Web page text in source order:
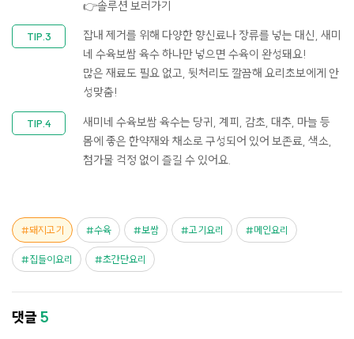
👉솔루션 보러가기
잡내 제거를 위해 다양한 향신료나 장류를 넣는 대신, ​새미
네 수육보쌈 육수 하나만 넣으면 수육이 완성돼요! ​
많은 재료도 필요 없고, 뒷처리도 깔끔해 요리초보에게 안
성맞춤!
새미네 수육보쌈 육수는 당귀, 계피, 감초, 대추, 마늘 등
몸에 좋은 한약재와 채소로 구성되어 있어 ​보존료, 색소,
첨가물 걱정 없이 즐길 수 있어요.
돼지고기 수육 보쌈 고기요리 메인요리
집들이요리 초간단요리
댓글5